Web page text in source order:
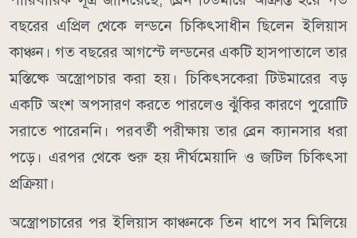
বছরের এপ্রিল থেকে লন্ডনে চিকিৎসাধীন ছিলেন ইলিয়াস
কাঞ্চন। গত বছরের আগস্টে লন্ডনের একটি হাসপাতালে তার
মস্তিষ্কে অস্ত্রোপচার করা হয়। চিকিৎসকেরা টিউমারের বড়
একটি অংশ অপসারণ করতে পারলেও ঝুঁকির কারণে পুরোটি
সরাতে পারেননি। পরবর্তী পরীক্ষায় তার ব্রেন ক্যানসার ধরা
পড়ে। এরপর থেকে শুরু হয় দীর্ঘমেয়াদি ও জটিল চিকিৎসা
প্রক্রিয়া।
অস্ত্রোপচারের পর ইলিয়াস কাঞ্চনকে তিন ধাপে সব মিলিয়ে